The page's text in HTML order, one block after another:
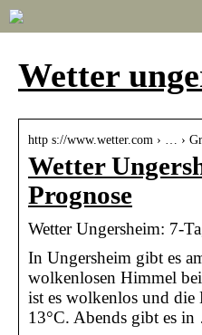
Wetter
http s://www.wetter.com › … ›
Wetter
Prognose
Wetter Ungersheim: 7-
In Ungersheim gibt es
wolkenlosen Himmel
ist es wolkenlos und die
13°C. Abends gibt es